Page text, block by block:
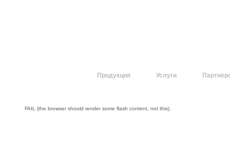
Продукция Услуги
FAIL (the browser should render some flash content, not this).